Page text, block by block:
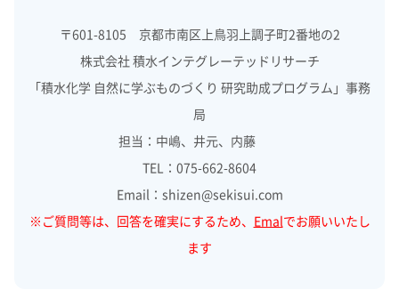
〒601-8105 京都市南区上鳥羽上調子町2番地の2
株式会社 積水インテグレーテッドリサーチ
「積水化学 自然に学ぶものづくり 研究助成プログラム」事務
局
担当：中嶋、井元、内藤
TEL：075-662-8604
Email：shizen@sekisui.com
※ご質問等は、回答を確実にするため、 Emalでお願いいたし
ます